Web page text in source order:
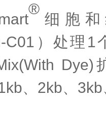
®
细胞
C01）处理1
Dye)
、2kb、